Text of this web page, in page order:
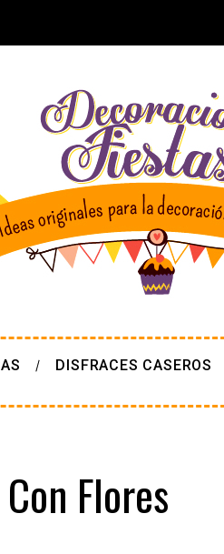
DISFRACES CASEROS
Flores